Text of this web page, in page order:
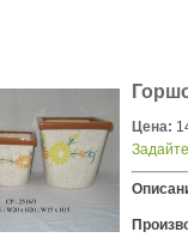
Цена: